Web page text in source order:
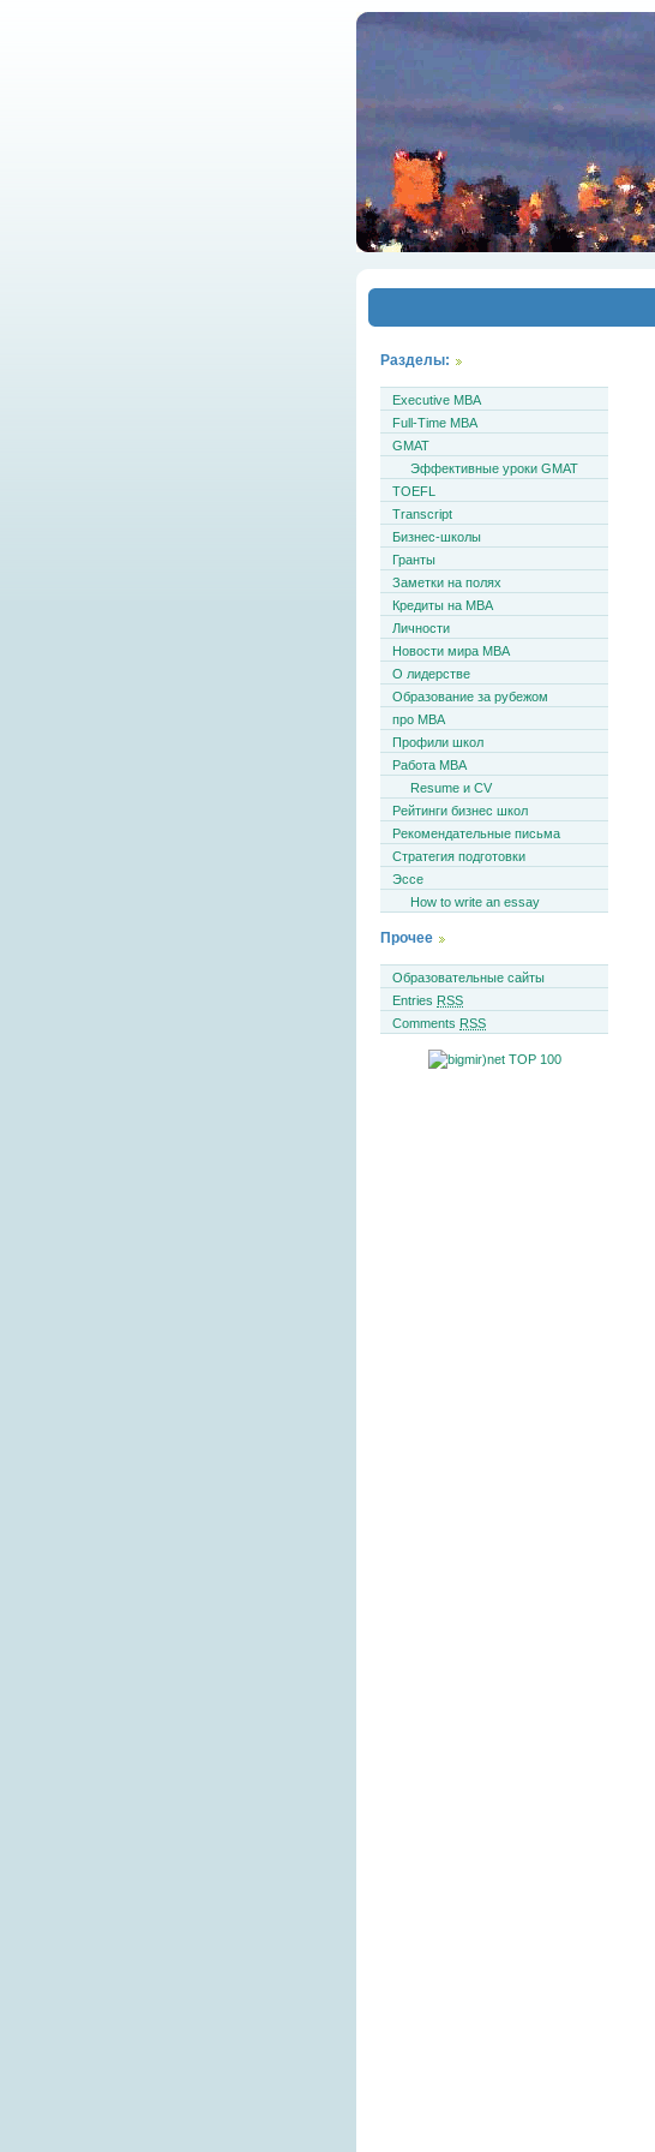
Разделы:
Executive MBA
Full-Time MBA
GMAT
Эффективные уроки GMAT
TOEFL
Transcript
Бизнес-школы
Гранты
Заметки на полях
Кредиты на MBA
Личности
Новости мира MBA
О лидерстве
Образование за рубежом
про MBA
Профили школ
Работа MBA
Resume и CV
Рейтинги бизнес школ
Рекомендательные письма
Стратегия подготовки
Эссе
How to write an essay
Прочее
Образовательные сайты
Entries RSS
Comments RSS